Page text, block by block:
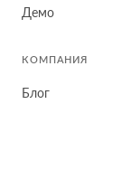
Демо
КОМПАНИЯ
Блог